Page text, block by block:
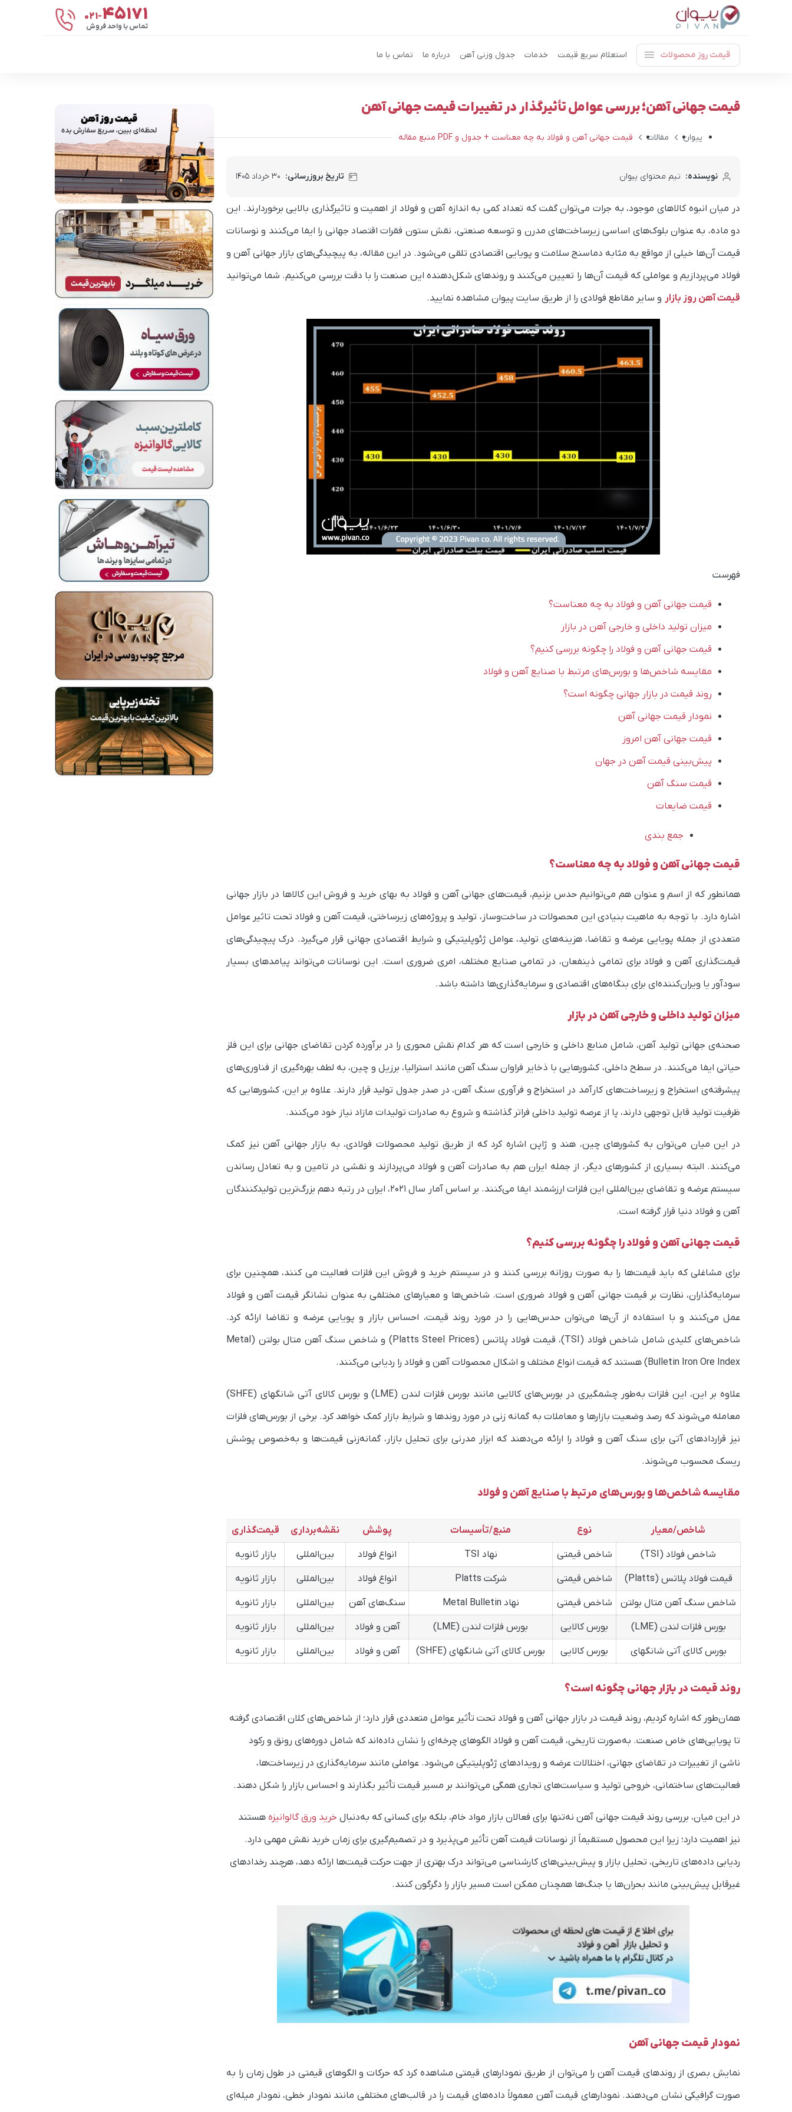
021-۴۵۱۷۱
تماس با واحد فروش
قیمت روز محصولات استعلام سریع قیمت خدمات جدول وزنی آهن درباره ما تماس با ما
قیمت جهانی آهن؛ بررسی عوامل تأثیرگذار در تغییرات قیمت جهانی آهن
پیوان مقالات قیمت جهانی آهن و فولاد به چه معناست + جدول و PDF منبع مقاله
نویسنده: تیم محتوای پیوان تاریخ بروزرسانی: ۳۰ خرداد ۱۴۰۵
در میان انبوه کالاهای موجود، به جرات می‌توان گفت که تعداد کمی به اندازه آهن و فولاد از اهمیت و تاثیرگذاری بالایی برخوردارند. این
دو ماده، به عنوان بلوک‌های اساسی زیرساخت‌های مدرن و توسعه صنعتی، نقش ستون فقرات اقتصاد جهانی را ایفا می‌کنند و نوسانات
قیمت آن‌ها خیلی از مواقع به مثابه دماسنج سلامت و پویایی اقتصادی تلقی می‌شود. در این مقاله، به پیچیدگی‌های بازار جهانی آهن و
فولاد می‌پردازیم و عواملی که قیمت آن‌ها را تعیین می‌کنند و روندهای شکل‌دهنده این صنعت را با دقت بررسی می‌کنیم. شما می‌توانید
قیمت آهن روز بازار و سایر مقاطع فولادی را از طریق سایت پیوان مشاهده نمایید.
فهرست
قیمت جهانی آهن و فولاد به چه معناست؟
میزان تولید داخلی و خارجی آهن در بازار
قیمت جهانی آهن و فولاد را چگونه بررسی کنیم؟
مقایسه شاخص‌ها و بورس‌های مرتبط با صنایع آهن و فولاد
روند قیمت در بازار جهانی چگونه است؟
نمودار قیمت جهانی آهن
قیمت جهانی آهن امروز
پیش‌بینی قیمت آهن در جهان
قیمت سنگ آهن
قیمت ضایعات
جمع بندی
قیمت جهانی آهن و فولاد به چه معناست؟
همانطور که از اسم و عنوان هم می‌توانیم حدس بزنیم، قیمت‌های جهانی آهن و فولاد به بهای خرید و فروش این کالاها در بازار جهانی
اشاره دارد. با توجه به ماهیت بنیادی این محصولات در ساخت‌وساز، تولید و پروژه‌های زیرساختی، قیمت آهن و فولاد تحت تاثیر عوامل
متعددی از جمله پویایی عرضه و تقاضا، هزینه‌های تولید، عوامل ژئوپلیتیکی و شرایط اقتصادی جهانی قرار می‌گیرد. درک پیچیدگی‌های
قیمت‌گذاری آهن و فولاد برای تمامی ذینفعان، در تمامی صنایع مختلف، امری ضروری است. این نوسانات می‌تواند پیامدهای بسیار
سودآور یا ویران‌کننده‌ای برای بنگاه‌های اقتصادی و سرمایه‌گذاری‌ها داشته باشد.
میزان تولید داخلی و خارجی آهن در بازار
صحنه‌ی جهانی تولید آهن، شامل منابع داخلی و خارجی است که هر کدام نقش محوری را در برآورده کردن تقاضای جهانی برای این فلز
حیاتی ایفا می‌کنند. در سطح داخلی، کشورهایی با ذخایر فراوان سنگ آهن مانند استرالیا، برزیل و چین، به لطف بهره‌گیری از فناوری‌های
پیشرفته‌ی استخراج و زیرساخت‌های کارآمد در استخراج و فرآوری سنگ آهن، در صدر جدول تولید قرار دارند. علاوه بر این، کشورهایی که
ظرفیت تولید قابل توجهی دارند،‌ پا از عرصه تولید داخلی فراتر گذاشته و شروع به صادرات تولیدات مازاد نیاز خود می‌کنند.
در این میان می‌توان به کشورهای چین، هند و ژاپن اشاره کرد که از طریق تولید محصولات فولادی، به بازار جهانی آهن نیز کمک
می‌کنند. البته بسیاری از کشورهای دیگر، از جمله ایران هم به صادرات آهن و فولاد می‌پردازند و نقشی در تامین و به تعادل رساندن
سیستم عرضه و تقاضای بین‌المللی این فلزات ارزشمند ایفا می‌کنند. بر اساس آمار سال ۲۰۲۱، ایران در رتبه دهم بزرگ‌ترین تولیدکنندگان
آهن و فولاد دنیا قرار گرفته است.
قیمت جهانی آهن و فولاد را چگونه بررسی کنیم؟
برای مشاغلی که باید قیمت‌ها را به صورت روزانه بررسی کنند و در سیستم خرید و فروش این فلزات فعالیت می کنند،‌ همچنین برای
سرمایه‌گذاران، نظارت بر قیمت جهانی آهن و فولاد ضروری است. شاخص‌ها و معیارهای مختلفی به عنوان نشانگر قیمت آهن و فولاد
عمل می‌کنند و با استفاده از آن‌ها می‌توان حدس‌هایی را در مورد روند قیمت، احساس بازار و پویایی عرضه و تقاضا ارائه کرد.
شاخص‌های کلیدی شامل شاخص فولاد (TSI)، قیمت فولاد پلاتس (
Platts Steel Prices
) و شاخص سنگ آهن متال بولتن (Metal
Bulletin Iron Ore Index
) هستند که قیمت انواع مختلف و اشکال محصولات آهن و فولاد را ردیابی می‌کنند.
علاوه بر این، این فلزات به‌طور چشمگیری در بورس‌های کالایی مانند بورس فلزات لندن (LME) و بورس کالای آتی شانگهای (SHFE)
معامله می‌شوند که رصد وضعیت بازارها و معاملات به گمانه زنی در مورد روندها و شرایط بازار کمک خواهد کرد. برخی از بورس‌های فلزات
نیز قراردادهای آتی برای سنگ آهن و فولاد را ارائه می‌دهند که ابزار مدرنی برای تحلیل بازار، گمانه‌زنی قیمت‌ها و به‌خصوص پوشش
ریسک محسوب می‌شوند.
مقایسه شاخص‌ها و بورس‌های مرتبط با صنایع آهن و فولاد
شاخص/معیار نوع منبع/تأسیسات پوشش نقشه‌برداری قیمت‌گذاری
شاخص فولاد (TSI) شاخص قیمتی نهاد TSI انواع فولاد بین‌المللی بازار ثانویه
قیمت فولاد پلاتس (Platts) شاخص قیمتی شرکت Platts انواع فولاد بین‌المللی بازار ثانویه
شاخص سنگ آهن متال بولتن شاخص قیمتی نهاد Metal Bulletin سنگ‌های آهن بین‌المللی بازار ثانویه
بورس فلزات لندن (LME) بورس کالایی بورس فلزات لندن (LME) آهن و فولاد بین‌المللی بازار ثانویه
بورس کالای آتی شانگهای بورس کالایی بورس کالای آتی شانگهای (SHFE) آهن و فولاد بین‌المللی بازار ثانویه
روند قیمت در بازار جهانی چگونه است؟
همان‌طور که اشاره کردیم، روند قیمت در بازار جهانی آهن و فولاد تحت تأثیر عوامل متعددی قرار دارد؛ از شاخص‌های کلان اقتصادی گرفته
تا پویایی‌های خاص صنعت. به‌صورت تاریخی، قیمت آهن و فولاد الگوهای چرخه‌ای را نشان داده‌اند که شامل دوره‌های رونق و رکود
ناشی از تغییرات در تقاضای جهانی، اختلالات عرضه و رویدادهای ژئوپلیتیکی می‌شود. عواملی مانند سرمایه‌گذاری در زیرساخت‌ها،
فعالیت‌های ساختمانی، خروجی تولید و سیاست‌های تجاری همگی می‌توانند بر مسیر قیمت تأثیر بگذارند و احساس بازار را شکل دهند.
در این میان، بررسی روند قیمت جهانی آهن نه‌تنها برای فعالان بازار مواد خام، بلکه برای کسانی که به‌دنبال خرید ورق گالوانیزه هستند
نیز اهمیت دارد؛ زیرا این محصول مستقیماً از نوسانات قیمت آهن تأثیر می‌پذیرد و در تصمیم‌گیری برای زمان خرید نقش مهمی دارد.
ردیابی داده‌های تاریخی، تحلیل بازار و پیش‌بینی‌های کارشناسی می‌تواند درک بهتری از جهت حرکت قیمت‌ها ارائه دهد، هرچند رخدادهای
غیرقابل پیش‌بینی مانند بحران‌ها یا جنگ‌ها همچنان ممکن است مسیر بازار را دگرگون کنند.
نمودار قیمت جهانی آهن
نمایش بصری از روندهای قیمت آهن را می‌توان از طریق نمودارهای قیمتی مشاهده کرد که حرکات و الگوهای قیمتی در طول زمان را به
صورت گرافیکی نشان می‌دهند. نمودارهای قیمت آهن معمولاً داده‌های قیمت را در قالب‌های مختلفی مانند نمودار خطی، نمودار میله‌ای